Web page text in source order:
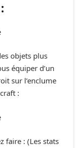
objets plus
équiper d’un
sur l’enclume
:
faire : (Les stats